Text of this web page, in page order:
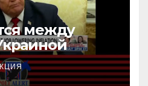
между